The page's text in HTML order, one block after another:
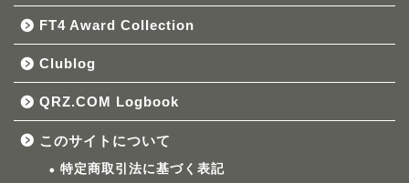
FT4 Award Collection
Clublog
QRZ.COM Logbook
このサイトについて
特定商取引法に基づく表記